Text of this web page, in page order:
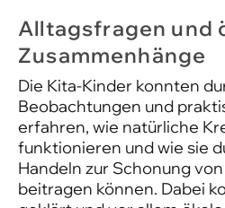
Alltagsfragen und
Zusammenhänge
Die Kita-Kinder konnten
Beobachtungen und
erfahren, wie natürliche
funktionieren und wie sie
Handeln zur Schonung
beitragen können. Dabei